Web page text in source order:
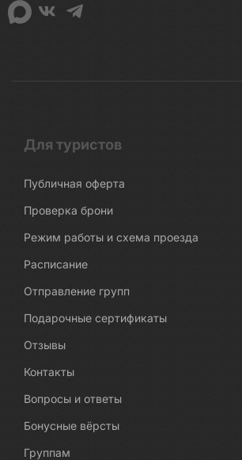
Для туристов
Публичная оферта
Проверка брони
Режим работы и схема проезда
Расписание
Отправление групп
Подарочные сертификаты
Отзывы
Контакты
Вопросы и ответы
Бонусные вёрсты
Группам